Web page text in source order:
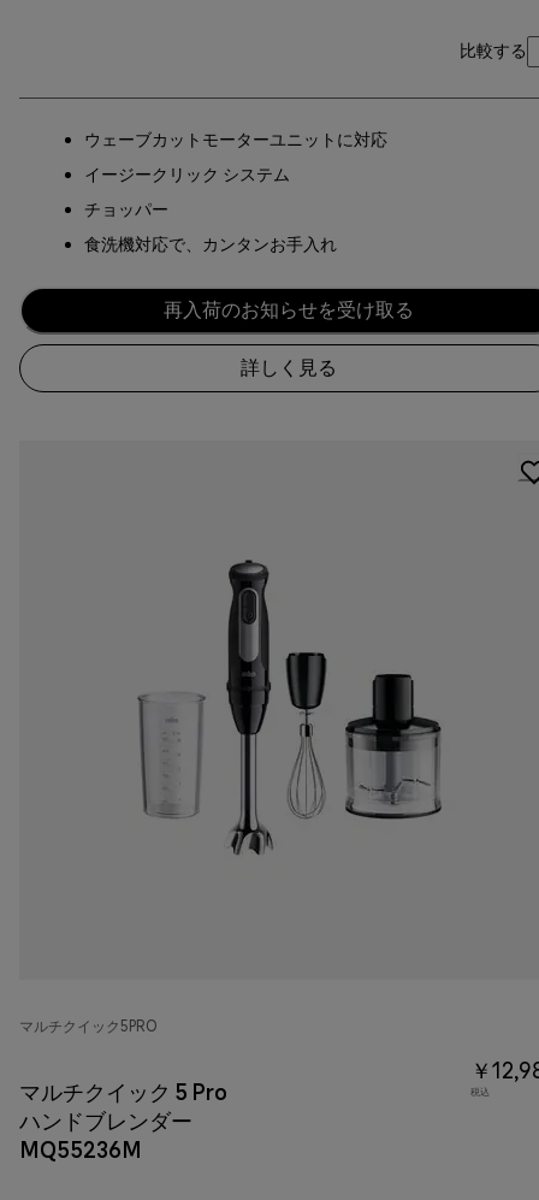
比較する
ウェーブカットモーターユニットに対応
イージークリック システム
チョッパー
食洗機対応で、カンタンお手入れ
再入荷のお知らせを受け取る
詳しく見る
マルチクイック5PRO
マルチクイック 5 Pro
ハンドブレンダー
MQ55236M
￥
税込